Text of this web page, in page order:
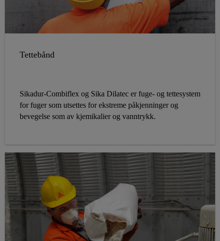
Tettebånd
Sikadur-Combiflex og Sika Dilatec er fuge- og tettesystem
for fuger som utsettes for ekstreme påkjenninger og
bevegelse som av kjemikalier og vanntrykk.